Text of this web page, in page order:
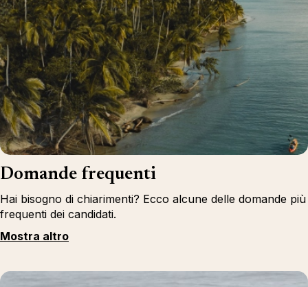
Domande frequenti
Hai bisogno di chiarimenti? Ecco alcune delle domande più
frequenti dei candidati.
Mostra altro